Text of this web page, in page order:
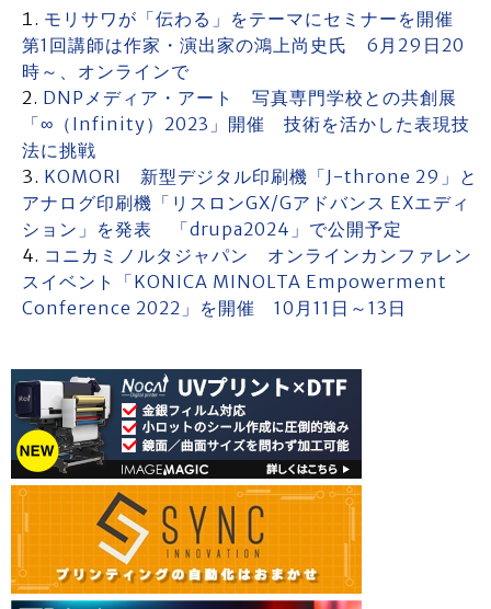
モリサワが「伝わる」をテーマにセミナーを開催
第1回講師は作家・演出家の鴻上尚史氏 6月29日20
時～、オンラインで
DNPメディア・アート 写真専門学校との共創展
「∞（Infinity）2023」開催 技術を活かした表現技
法に挑戦
KOMORI 新型デジタル印刷機「J-throne 29」と
アナログ印刷機「リスロンGX/Gアドバンス EXエディ
ション」を発表 「drupa2024」で公開予定
コニカミノルタジャパン オンラインカンファレン
スイベント「KONICA MINOLTA Empowerment
Conference 2022」を開催 10月11日～13日